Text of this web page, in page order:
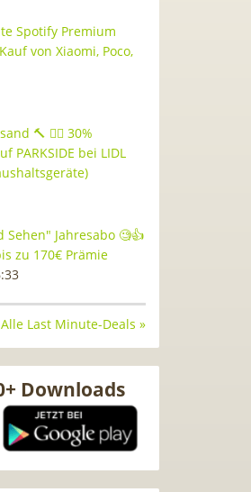
Spotify Premium
von Xiaomi, Poco,
🔨 👷‍♂️ 30%
PARKSIDE bei LIDL
Sehen" Jahresabo 🧐👍
zu 170€ Prämie
Alle Last Minute-Deals »
Downloads